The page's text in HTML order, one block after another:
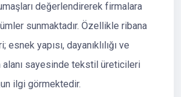
değerlendirerek firmalara
sunmaktadır. Özellikle ribana
esnek yapısı, dayanıklılığı ve
alanı sayesinde tekstil üreticileri
ilgi görmektedir.